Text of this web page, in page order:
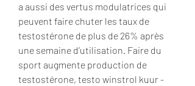
a aussi des vertus modulatrices qui
peuvent faire chuter les taux de
testostérone de plus de 26% après
une semaine d’utilisation. Faire du
sport augmente production de
testostérone, testo winstrol kuur -